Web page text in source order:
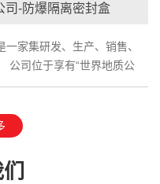
司-防爆隔离密封盒
家集研发、生产、销售、
公司位于享有“世界地质公